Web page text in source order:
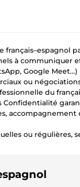
à
Google
ou
du
ou régulières,